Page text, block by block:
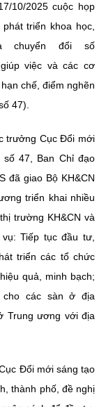
English
Góp ý
10/2025 cuộc họp
triển khoa học,
chuyển đổi số
việc và các cơ
chế, điểm nghẽn
47).
trưởng Cục Đổi mới
47, Ban Chỉ đạo
đã giao Bộ KH&CN
triển khai nhiều
trường KH&CN và
Tiếp tục đầu tư,
triển các tổ chức
quả, minh bạch;
các sàn ở địa
Trung ương với địa
Đổi mới sáng tạo
thành phố, đề nghị